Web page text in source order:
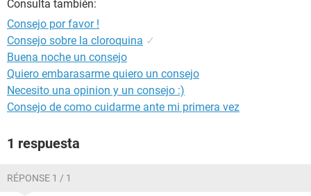
Consulta también:
Consejo por favor !
Consejo sobre la cloroquina ✓
Buena noche un consejo
Quiero embarasarme quiero un consejo
Necesito una opinion y un consejo :)
Consejo de como cuidarme ante mi primera vez
1 respuesta
RÉPONSE 1 / 1